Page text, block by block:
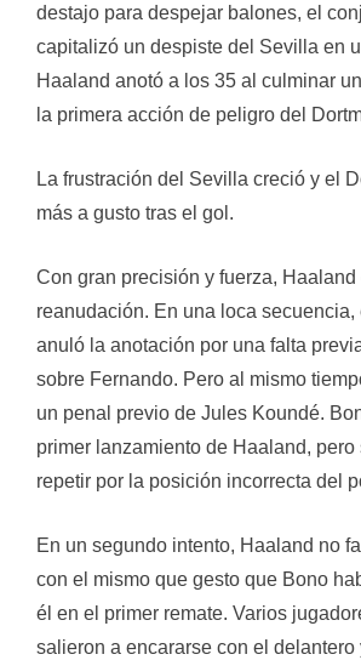
destajo para despejar balones, el
capitalizó un despiste del Sevilla en
Haaland anotó a los 35 al culminar
la primera acción de peligro del
La frustración del Sevilla creció y el
más a gusto tras el gol.
Con gran precisión y fuerza, Haaland
reanudación. En una loca
anuló la anotación por una falta
sobre Fernando. Pero al mismo
un penal previo de Jules Koundé.
primer lanzamiento de Haaland, pero
repetir por la posición incorrecta del
En un segundo intento, Haaland no
con el mismo que gesto que Bono
él en el primer remate. Varios
salieron a encararse con el